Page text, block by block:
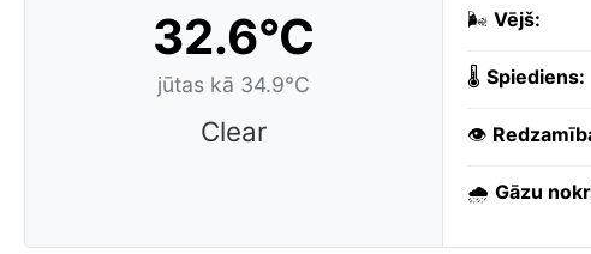
32.6°C
jūtas kā 34.9°C
Clear
🌬️ Vējš:
🌡️ Spiediens:
👁️
🌧️ Gāzu